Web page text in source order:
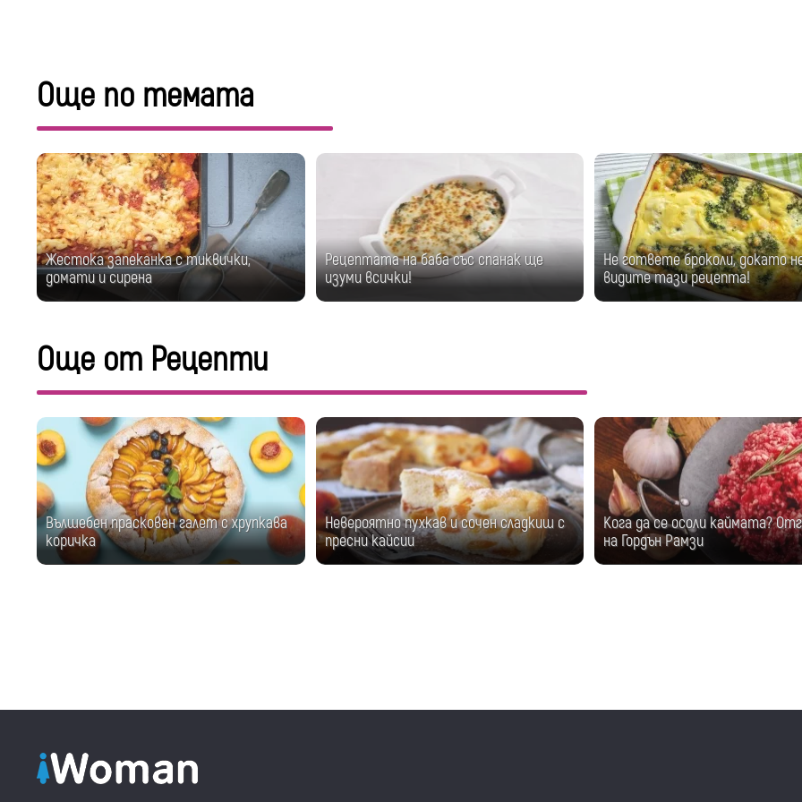
Още по темата
Жестока запеканка с тиквички,
домати и сирена
Рецептата на баба със спанак ще
изуми всички!
Не гответе броколи, докато
видите тази рецепта!
Още от Рецепти
Вълшебен прасковен галет с хрупкава
коричка
Невероятно пухкав и сочен сладкиш с
пресни кайсии
Кога да се осоли каймата?
на Гордън Рамзи